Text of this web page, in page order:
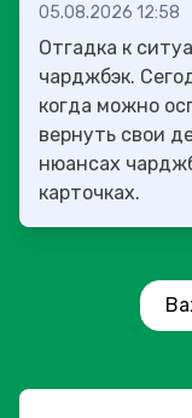
05.08.2026 12:58
Отгадка к
чарджбэк.
когда можно
вернуть свои деньги.
нюансах
карточках.